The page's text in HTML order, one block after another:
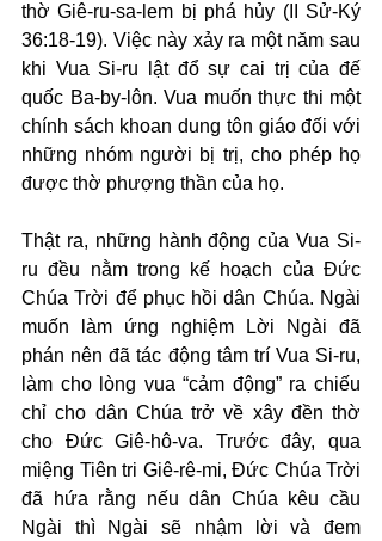
thờ Giê-ru-sa-lem bị phá hủy (II Sử-Ký
36:18-19). Việc này xảy ra một năm sau
khi Vua Si-ru lật đổ sự cai trị của đế
quốc Ba-by-lôn. Vua muốn thực thi một
chính sách khoan dung tôn giáo đối với
những nhóm người bị trị, cho phép họ
được thờ phượng thần của họ.
Thật ra, những hành động của Vua Si-
ru đều nằm trong kế hoạch của Đức
Chúa Trời để phục hồi dân Chúa. Ngài
muốn làm ứng nghiệm Lời Ngài đã
phán nên đã tác động tâm trí Vua Si-ru,
làm cho lòng vua “cảm động” ra chiếu
chỉ cho dân Chúa trở về xây đền thờ
cho Đức Giê-hô-va. Trước đây, qua
miệng Tiên tri Giê-rê-mi, Đức Chúa Trời
đã hứa rằng nếu dân Chúa kêu cầu
Ngài thì Ngài sẽ nhậm lời và đem